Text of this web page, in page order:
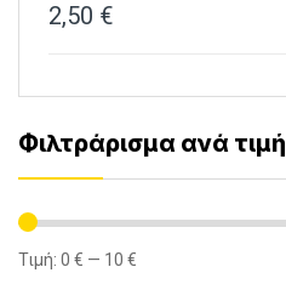
2,50 €
Φιλτράρισμα ανά τιμή
Ελάχιστη
Μέγιστη
Τιμή: 0 € — 10 €